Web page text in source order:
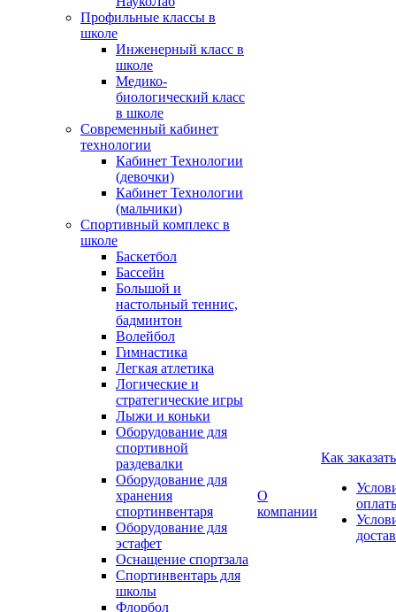
Профильные классы в
школе
Инженерный класс в
школе
Медико-
биологический класс
в школе
Современный кабинет
технологии
Кабинет Технологии
(девочки)
Кабинет Технологии
(мальчики)
Спортивный комплекс в
школе
Баскетбол
Бассейн
Большой и
настольный теннис,
бадминтон
Волейбол
Гимнастика
Легкая атлетика
Логические и
стратегические игры
Лыжи и коньки
Оборудование для
спортивной
раздевалки
Оборудование для
хранения
спортинвентаря
Оборудование для
эстафет
Оснащение спортзала
Спортинвентарь для
школы
Флорбол
О
компании
Как